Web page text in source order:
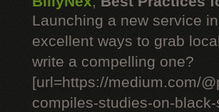
Launching a new service
excellent ways to grab
write a compelling one?
[url=https://medium.com/
compiles-studies-on-